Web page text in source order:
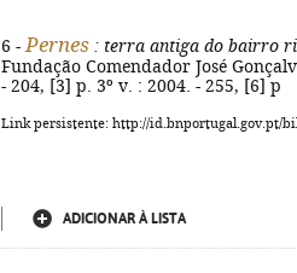
6 - Pernes : terra antiga do bairro
Fundação Comendador José
- 204, [3] p. 3º v. : 2004. - 255, [6] p
Link persistente: http://id.bnportugal.gov.pt/
ADICIONAR À LISTA